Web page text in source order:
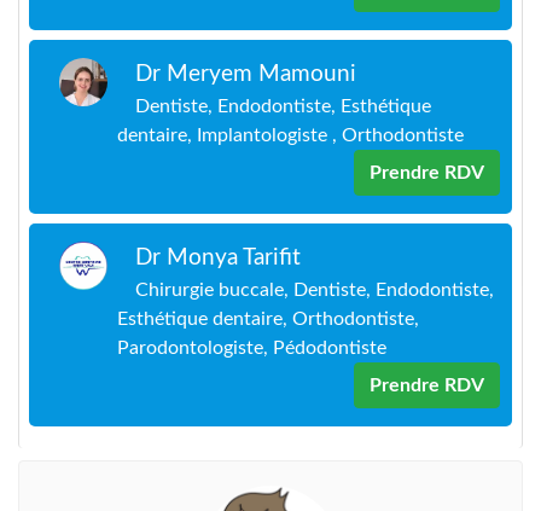
Dr Meryem Mamouni
Dentiste, Endodontiste, Esthétique
dentaire, Implantologiste , Orthodontiste
Prendre RDV
Dr Monya Tarifit
Chirurgie buccale, Dentiste, Endodontiste,
Esthétique dentaire, Orthodontiste,
Parodontologiste, Pédodontiste
Prendre RDV